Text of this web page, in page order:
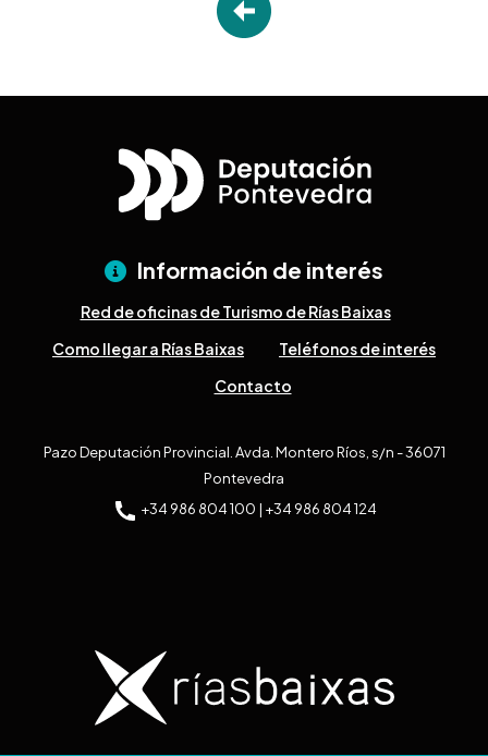
Información de interés
Red de oficinas de Turismo de Rías Baixas
Como llegar a Rías Baixas
Teléfonos de interés
Contacto
Pazo Deputación Provincial. Avda. Montero Ríos, s/n - 36071
Pontevedra
+34 986 804 100 | +34 986 804 124